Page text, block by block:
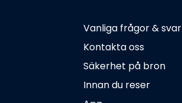
Vanliga frågor & svar
Kontakta oss
Säkerhet på bron
Innan du reser